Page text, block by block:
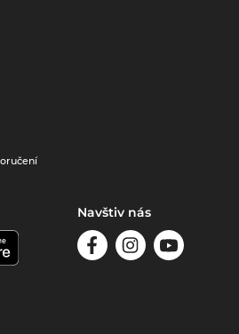
Navštiv nás